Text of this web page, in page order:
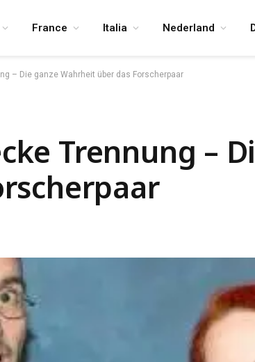
France Italia Nederland
– Die ganze Wahrheit über das Forscherpaar
Trennung –